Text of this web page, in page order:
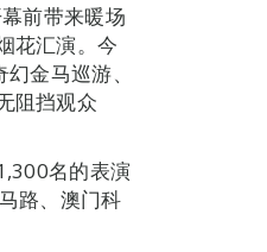
前带来暖场
花汇演。今
金马巡游、
阻挡观众
名的表演
路、澳门科